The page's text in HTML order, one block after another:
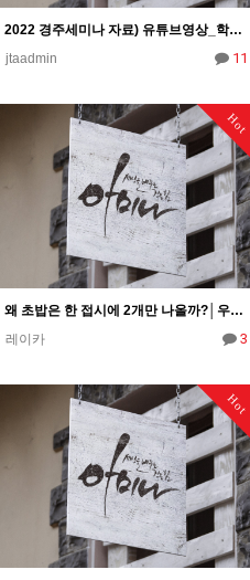
2022 경주세미나 자료) 유튜브영상_학습지30개
jtaadmin
11
Hot
왜 초밥은 한 접시에 2개만 나올까?│우리가 몰랐던 초밥의 비밀(학습지)
레이카
3
Hot